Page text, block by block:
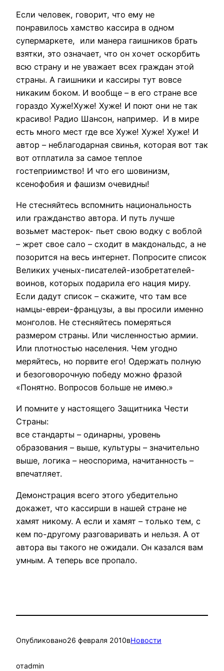
Если человек, говорит, что ему не
понравилось хамство кассира в одном
супермаркете, или манера гаишников брать
взятки, это означает, что он хочет оскорбить
всю страну и не уважает всех граждан этой
страны. А гаишники и кассиры тут вовсе
никаким боком. И вообще – в его стране все
гораздо Хуже!Хуже! Хуже! И поют они не так
красиво! Радио Шансон, например. И в мире
есть много мест где все Хуже! Хуже! Хуже! И
автор – неблагодарная свинья, которая вот так
вот отплатила за самое теплое
гостеприимство! И что его шовинизм,
ксенофобия и фашизм очевидны!
Не стесняйтесь вспомнить национальность
или гражданство автора. И путь лучше
возьмет мастерок- пьет свою водку с воблой
– жрет свое сало – сходит в макдональдс, а не
позорится на весь интернет. Попросите список
Великих ученых-писателей-изобретателей-
воинов, которых подарила его нация миру.
Если дадут список – скажите, что там все
намцы-евреи-французы, а вы просили именно
монголов. Не стесняйтесь померяться
размером страны. Или численностью армии.
Или плотностью населения. Чем угодно
меряйтесь, но порвите его! Одержать полную
и безоговорочную победу можно фразой
«Понятно. Вопросов больше не имею.»
И помните у настоящего Защитника Чести
Страны:
все стандарты – одинарны, уровень
образования – выше, культуры – значительно
выше, логика – неоспорима, начитанность –
впечатляет.
Демонстрация всего этого убедительно
докажет, что кассирши в нашей стране не
хамят никому. А если и хамят – только тем, с
кем по-другому разговаривать и нельзя. А от
автора вы такого не ожидали. Он казался вам
умным. А теперь все пропало.
Опубликовано26 февраля 2010вНовости
отadmin